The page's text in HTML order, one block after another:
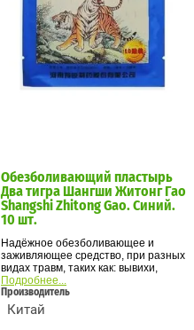
Обезболивающий пластырь
Два тигра Шангши Житонг Гао
Shangshi Zhitong Gao. Синий.
10 шт.
Надёжное обезболивающее и
заживляющее средство, при разных
видах травм, таких как: вывихи,
ушибы, кровоподтёки, растяжение
или разрыв связок, повреждение
суставов.
Подробнее...
Производитель
Китай